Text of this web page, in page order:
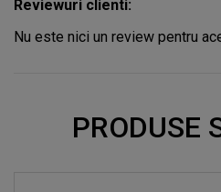
Reviewuri clienti:
Nu este nici un review pentru
PRODUSE